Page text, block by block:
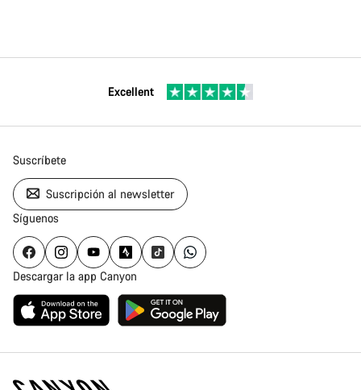
Excellent
Suscríbete
Suscripción al newsletter
Síguenos
Descargar la app Canyon